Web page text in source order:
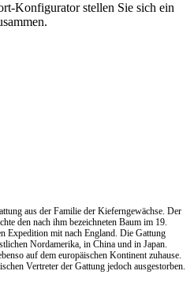
Konfiguratorstellen Sie sich ein
aus der Familie der Kieferngewächse. Der
den nach ihm bezeichneten Baum im 19.
Expedition mit nach England. Die Gattung
Nordamerika, in China und in Japan.
auf dem europäischen Kontinent zuhause.
Vertreter der Gattung jedoch ausgestorben.